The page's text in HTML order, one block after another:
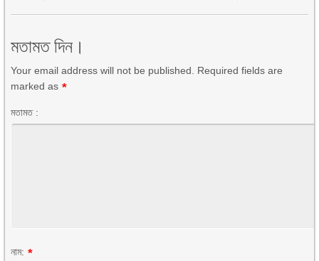
মতামত দিন।
Your email address will not be published. Required fields are
marked as *
মতামত :
নাম: *